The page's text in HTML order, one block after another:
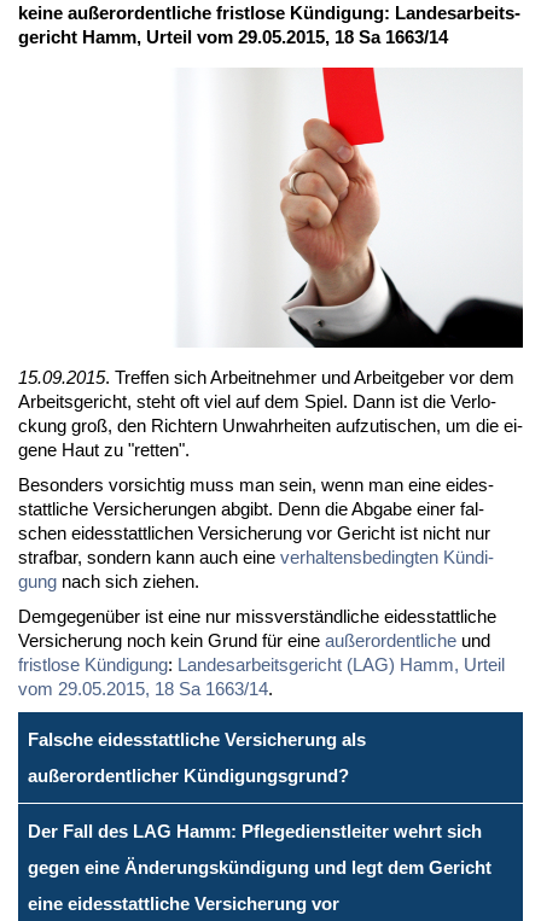
kei­ne au­ßer­or­dent­li­che frist­lo­se Kün­di­gung: Lan­des­ar­beits­
ge­richt Hamm, Ur­teil vom 29.05.2015, 18 Sa 1663/14
15.09.2015. Tref­fen sich Ar­beit­neh­mer und Ar­beit­ge­ber vor dem
Ar­beits­ge­richt, steht oft viel auf dem Spiel. Dann ist die Ver­lo­
ckung groß, den Rich­tern Un­wahr­hei­ten auf­zu­ti­schen, um die ei­
ge­ne Haut zu "ret­ten".
Be­son­ders vor­sich­tig muss man sein, wenn man ei­ne ei­des­
statt­li­che Ver­si­che­run­gen ab­gibt. Denn die Ab­ga­be ei­ner fal­
schen ei­des­statt­li­chen Ver­si­che­rung vor Ge­richt ist nicht nur
straf­bar, son­dern kann auch ei­ne ver­hal­tens­be­ding­ten Kün­di­
gung nach sich zie­hen.
Dem­ge­gen­über ist ei­ne nur miss­ver­ständ­li­che ei­des­statt­li­che
Ver­si­che­rung noch kein Grund für ei­ne au­ßer­or­dent­li­che und
frist­lo­se Kün­di­gung: Lan­des­ar­beits­ge­richt (LAG) Hamm, Ur­teil
vom 29.05.2015, 18 Sa 1663/14.
Falsche eidesstattliche Versicherung als
außerordentlicher Kündigungsgrund?
Der Fall des LAG Hamm: Pflegedienstleiter wehrt sich
gegen eine Änderungskündigung und legt dem Gericht
eine eidesstattliche Versicherung vor